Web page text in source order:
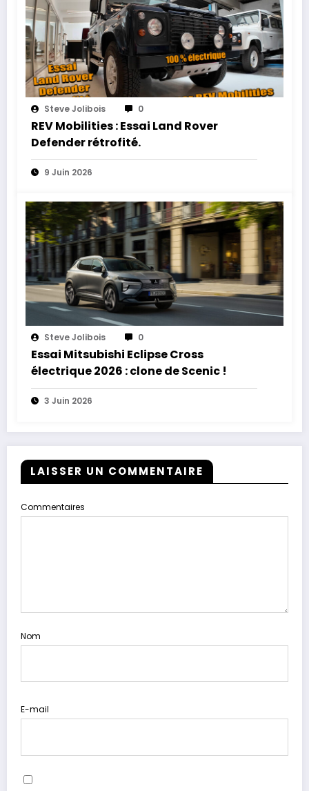
Steve Jolibois 0
REV Mobilities : Essai Land Rover
Defender rétrofité.
9 Juin 2026
Steve Jolibois 0
Essai Mitsubishi Eclipse Cross
électrique 2026 : clone de Scenic !
3 Juin 2026
LAISSER UN COMMENTAIRE
Commentaires
Nom
E-mail